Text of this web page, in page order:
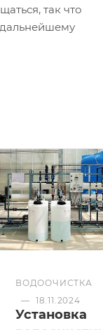
так что
ВОДООЧИСТКА
— 18.11.2024
Установка